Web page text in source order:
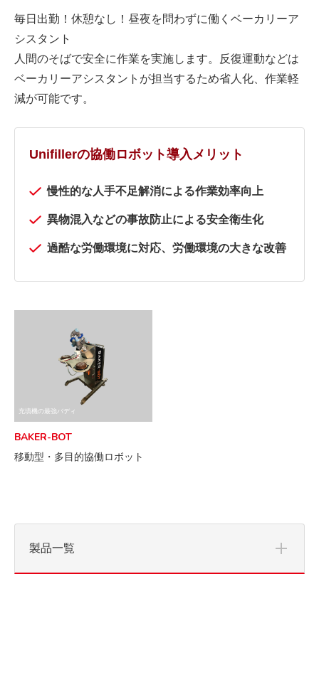
製品一覧
毎日出勤！休憩なし！昼夜を問わずに働くベーカリーア
シスタント
人間のそばで安全に作業を実施します。反復運動などは
ベーカリーアシスタントが担当するため省人化、作業軽
減が可能です。
Unifillerの協働ロボット導入メリット
慢性的な人手不足解消による作業効率向上
異物混入などの事故防止による安全衛生化
過酷な労働環境に対応、労働環境の大きな改善
充填機の最強バディ
BAKER-BOT
移動型・多目的協働ロボット